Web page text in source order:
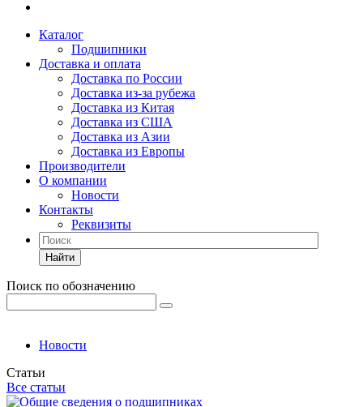
Каталог
Подшипники
Доставка и оплата
Доставка по России
Доставка из-за рубежа
Доставка из Китая
Доставка из США
Доставка из Азии
Доставка из Европы
Производители
О компании
Новости
Контакты
Реквизиты
Найти
Поиск по обозначению
Новости
Статьи
Все статьи